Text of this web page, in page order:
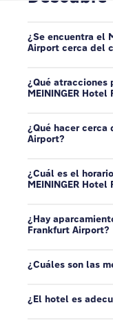
¿Se encuentra el
Airport cerca del
¿Qué atracciones
MEININGER
¿Qué hacer cerca
Airport?
¿Cuál es el
MEININGER
¿Hay
Frankfurt Airport?
¿Cuáles son las
¿El hotel es